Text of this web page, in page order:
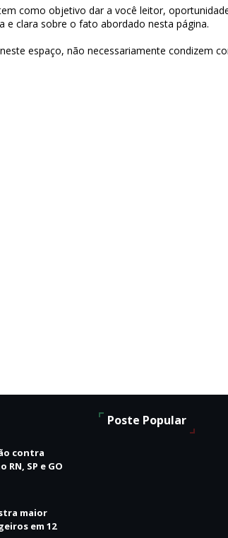
como objetivo dar a você leitor,
e clara sobre o fato abordado nesta página.
espaço, não necessariamente condizem
contra
SP e GO
maior
em 12
Poste Popular